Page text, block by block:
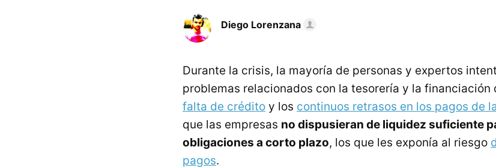
Diego Lorenzana
Durante la crisis, la mayoría de personas y expertos
problemas relacionados con la tesorería y la financiación
falta de crédito y los continuos retrasos en los pagos de
que las empresas no dispusieran de liquidez suficiente
obligaciones a corto plazo, los que les exponía al riesgo
pagos.